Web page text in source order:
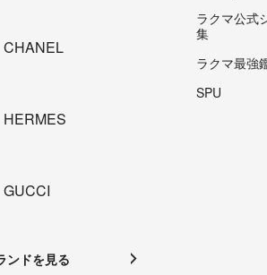
CHANEL
HERMES
GUCCI
ンドを見る
ラクマ公式
集
ラクマ最強
SPU